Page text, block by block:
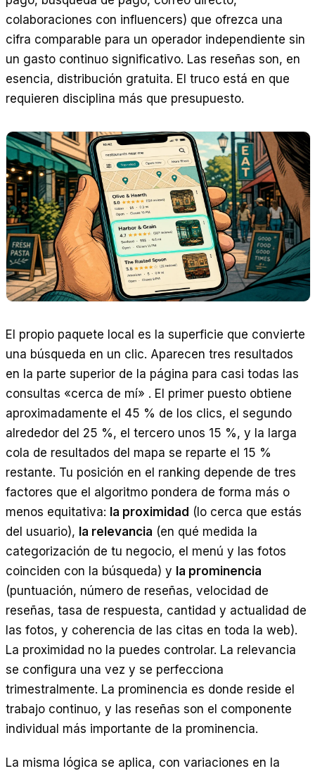
colaboraciones con influencers) que ofrezca una
cifra comparable para un operador independiente sin
un gasto continuo significativo. Las reseñas son, en
esencia, distribución gratuita. El truco está en que
requieren disciplina más que presupuesto.
El propio paquete local es la superficie que convierte
una búsqueda en un clic. Aparecen tres resultados
en la parte superior de la página para casi todas las
consultas «cerca de mí» . El primer puesto obtiene
aproximadamente el 45 % de los clics, el segundo
alrededor del 25 %, el tercero unos 15 %, y la larga
cola de resultados del mapa se reparte el 15 %
restante. Tu posición en el ranking depende de tres
factores que el algoritmo pondera de forma más o
menos equitativa: la proximidad (lo cerca que estás
del usuario), la relevancia (en qué medida la
categorización de tu negocio, el menú y las fotos
coinciden con la búsqueda) y la prominencia
(puntuación, número de reseñas, velocidad de
reseñas, tasa de respuesta, cantidad y actualidad de
las fotos, y coherencia de las citas en toda la web).
La proximidad no la puedes controlar. La relevancia
se configura una vez y se perfecciona
trimestralmente. La prominencia es donde reside el
trabajo continuo, y las reseñas son el componente
individual más importante de la prominencia.
La misma lógica se aplica, con variaciones en la